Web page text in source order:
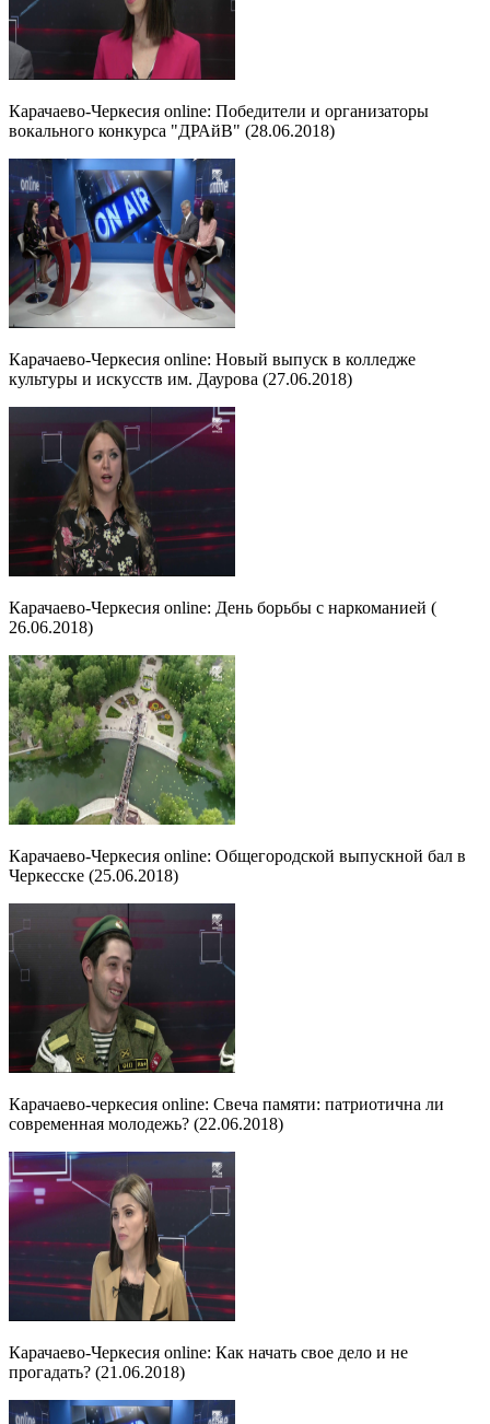
Карачаево-Черкесия online: Победители и организаторы
вокального конкурса "ДРАйВ" (28.06.2018)
Карачаево-Черкесия online: Новый выпуск в колледже
культуры и искусств им. Даурова (27.06.2018)
Карачаево-Черкесия online: День борьбы с наркоманией (
26.06.2018)
Карачаево-Черкесия online: Общегородской выпускной бал в
Черкесске (25.06.2018)
Карачаево-черкесия online: Свеча памяти: патриотична ли
современная молодежь? (22.06.2018)
Карачаево-Черкесия online: Как начать свое дело и не
прогадать? (21.06.2018)